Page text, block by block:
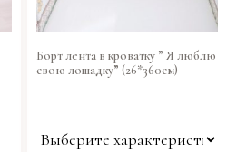
Борт лента в кроватку ” Я люблю
свою лошадку” (26*360см)
Цвет